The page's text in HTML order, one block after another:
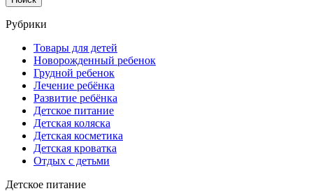
Рубрики
Товары для детей
Новорожденный ребенок
Грудной ребенок
Лечение ребёнка
Развитие ребёнка
Детское питание
Детская коляска
Детская косметика
Детская кроватка
Отдых с детьми
Детское питание